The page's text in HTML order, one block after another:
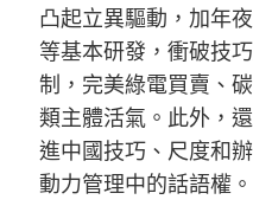
凸起立異驅動，加年
等基本研發，衝破技
制，完美綠電買賣、
類主體活氣。此外，
進中國技巧、尺度和
動力管理中的話語權。